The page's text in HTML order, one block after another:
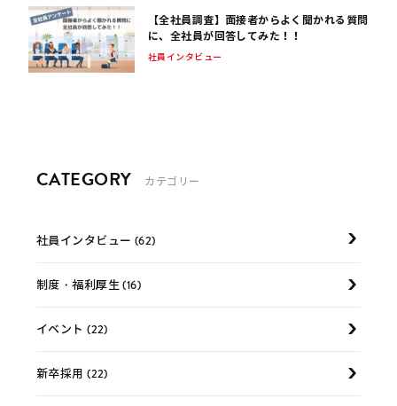
【全社員調査】面接者からよく聞かれる質問
に、全社員が回答してみた！！
社員インタビュー
CATEGORY カテゴリー
社員インタビュー (62)
制度・福利厚生 (16)
イベント (22)
新卒採用 (22)